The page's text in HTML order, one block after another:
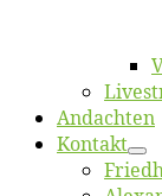
An­dach­ten
Kon­takt